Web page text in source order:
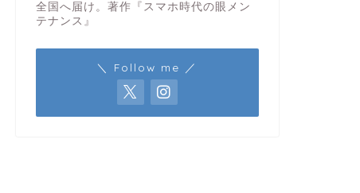
全国へ届け。著作『スマホ時代の眼メン
テナンス』
＼ Follow me ／